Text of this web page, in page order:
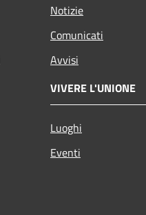
Notizie
Comunicati
Avvisi
VIVERE L'UNIONE
Luoghi
Eventi